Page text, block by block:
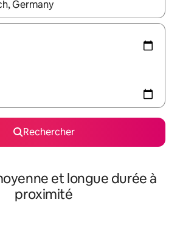
s'affichent, utilisez les flèches vers le
Rechercher
et longue durée à
proximité